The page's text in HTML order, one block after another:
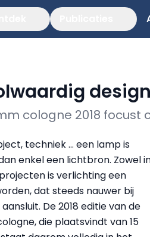
cologne 2018 focust
techniek … een lamp is
enkel een lichtbron. Zowel
is verlichting een
dat steeds nauwer bij
De 2018 editie van de
die plaatsvindt van 15